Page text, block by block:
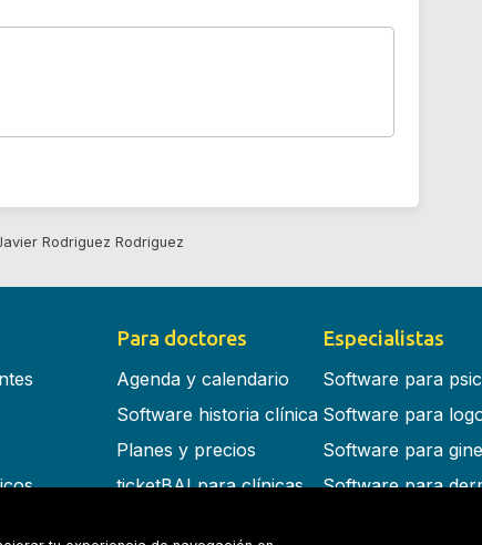
Rodriguez Rodriguez
Para doctores
Agenda y calendario
Software historia clínica
Planes y precios
ticketBAI para clínicas
Especialistas
Software para
Software para
Software para
Software para